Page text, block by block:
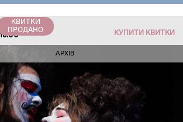
18:00
КВИТКИ
ПРОДАНО
КУПИТИ КВИТКИ
АРХІВ